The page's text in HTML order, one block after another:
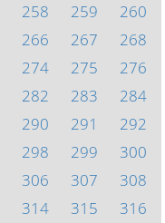
258 259
260
266 267
268
274 275
276
282 283
284
290 291
292
298 299
300
306 307
308
314 315
316